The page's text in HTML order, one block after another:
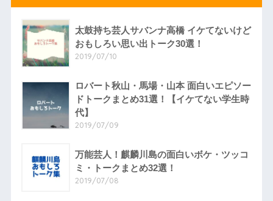
太鼓持ち芸人サバンナ高橋 イケてないけど
おもしろい思い出トーク30選！
2019/07/10
ロバート秋山・馬場・山本 面白いエピソー
ドトークまとめ31選！【イケてない学生時
代】
2019/07/09
万能芸人！麒麟川島の面白いボケ・ツッコ
ミ・トークまとめ32選！
2019/07/08